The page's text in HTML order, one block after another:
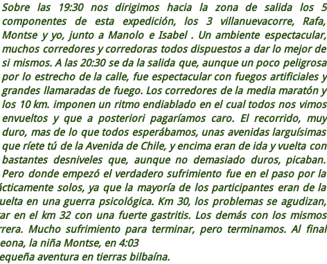
Sobre las 19:30 nos dirigimos hacia la zona de salida los 5
componentes de esta expedición, los 3 villanuevacorre, Rafa,
Montse y yo, junto a Manolo e Isabel . Un ambiente espectacular,
muchos corredores y corredoras todos dispuestos a dar lo mejor de
si mismos. A las 20:30 se da la salida que, aunque un poco peligrosa
por lo estrecho de la calle, fue espectacular con fuegos artificiales y
grandes llamaradas de fuego. Los corredores de la media maratón y
los 10 km. imponen un ritmo endiablado en el cual todos nos vimos
envueltos y que a posteriori pagaríamos caro. El recorrido, muy
duro, mas de lo que todos esperábamos, unas avenidas larguísimas
que ríete tú de la Avenida de Chile, y encima eran de ida y vuelta con
bastantes desniveles que, aunque no demasiado duros, picaban.
Pero donde empezó el verdadero sufrimiento fue en el paso por la
solos, ya que la mayoría de los participantes eran de la
en una guerra psicológica. Km 30, los problemas se agudizan,
en el km 32 con una fuerte gastritis. Los demás con los mismos
Mucho sufrimiento para terminar, pero terminamos. Al final
la niña Montse, en 4:03
aventura en tierras bilbaína.